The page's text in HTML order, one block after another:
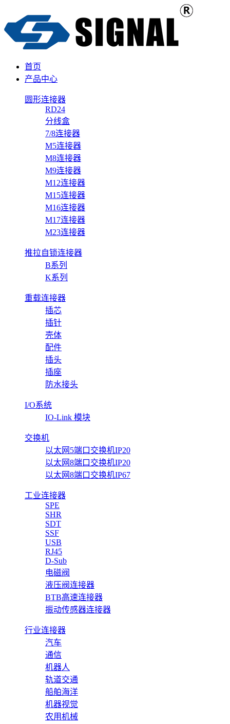
首页
产品中心
圆形连接器
RD24
分线盒
7/8连接器
M5连接器
M8连接器
M9连接器
M12连接器
M15连接器
M16连接器
M17连接器
M23连接器
推拉自锁连接器
B系列
K系列
重载连接器
插芯
插针
壳体
配件
插头
插座
防水接头
I/O系统
IO-Link 模块
交换机
以太网5端口交换机IP20
以太网8端口交换机IP20
以太网8端口交换机IP67
工业连接器
SPE
SHR
SDT
SSF
USB
RJ45
D-Sub
电磁阀
液压阀连接器
BTB高速连接器
振动传感器连接器
行业连接器
汽车
通信
机器人
轨道交通
船舶海洋
机器视觉
农用机械